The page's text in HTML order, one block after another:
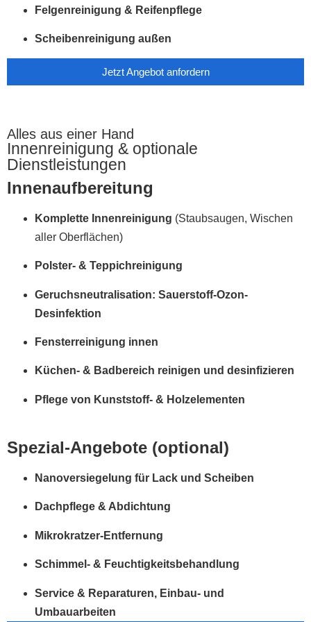
Felgenreinigung & Reifenpflege
Scheibenreinigung außen
Jetzt Angebot anfordern
Alles aus einer Hand
Innenreinigung & optionale
Dienstleistungen
Innenaufbereitung
Komplette Innenreinigung (Staubsaugen, Wischen
aller Oberflächen)
Polster- & Teppichreinigung
Geruchsneutralisation: Sauerstoff-Ozon-
Desinfektion
Fensterreinigung innen
Küchen- & Badbereich reinigen und desinfizieren
Pflege von Kunststoff- & Holzelementen
Spezial-Angebote (optional)
Nanoversiegelung für Lack und Scheiben
Dachpflege & Abdichtung
Mikrokratzer-Entfernung
Schimmel- & Feuchtigkeitsbehandlung
Service & Reparaturen, Einbau- und
Umbauarbeiten